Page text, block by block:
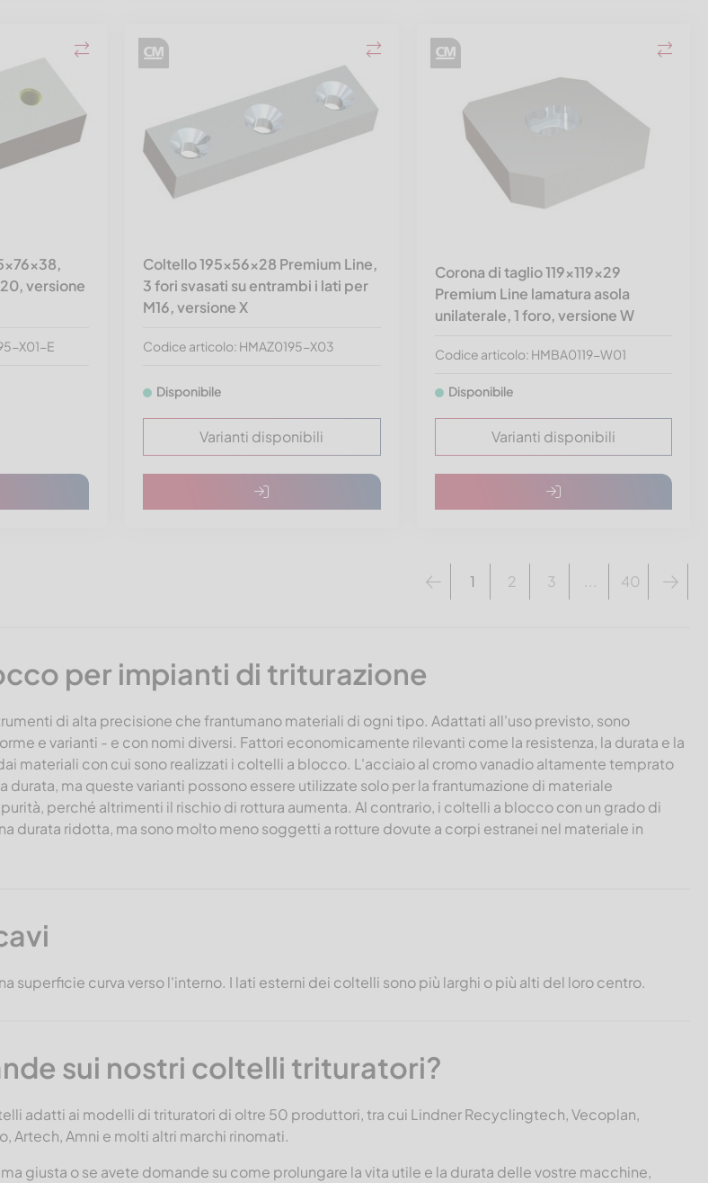
versione
X01-E
Coltello 195x56x28 Premium Line,
3 fori svasati su entrambi i lati per
M16, versione X
Codice articolo: HMAZ0195-X03
Disponibile
Varianti disponibili
Corona di taglio 119x119x29
Premium Line lamatura asola
unilaterale, 1 foro, versione W
Codice articolo: HMBA0119-W01
Disponibile
Varianti disponibili
1 2 3 ... 40
per impianti di triturazione
di alta precisione che frantumano materiali di ogni tipo. Adattati all'uso previsto, sono
e varianti - e con nomi diversi. Fattori economicamente rilevanti come la resistenza, la durata e la
materiali con cui sono realizzati i coltelli a blocco. L'acciaio al cromo vanadio altamente temprato
durata, ma queste varianti possono essere utilizzate solo per la frantumazione di materiale
perché altrimenti il rischio di rottura aumenta. Al contrario, i coltelli a blocco con un grado di
durata ridotta, ma sono molto meno soggetti a rotture dovute a corpi estranei nel materiale in
superficie curva verso l'interno. I lati esterni dei coltelli sono più larghi o più alti del loro centro.
sui nostri coltelli trituratori?
adatti ai modelli di trituratori di oltre 50 produttori, tra cui Lindner Recyclingtech, Vecoplan,
Artech, Amni e molti altri marchi rinomati.
giusta o se avete domande su come prolungare la vita utile e la durata delle vostre macchine,